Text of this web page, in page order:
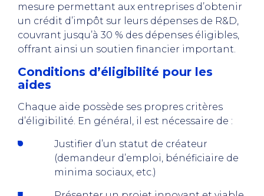
mesure permettant aux entreprises d’obtenir
un crédit d’impôt sur leurs dépenses de R&D,
couvrant jusqu’à 30 % des dépenses éligibles,
offrant ainsi un soutien financier important.
Conditions d’éligibilité pour les
aides
Chaque aide possède ses propres critères
d’éligibilité. En général, il est nécessaire de :
Justifier d’un statut de créateur
(demandeur d’emploi, bénéficiaire de
minima sociaux, etc.)